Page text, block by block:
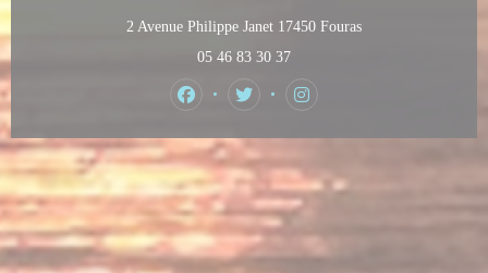
2 Avenue Philippe Janet 17450 Fouras((otevře se v novém
05 46 83 30 37
Facebook ((otevře se v novém okně))
Twitter ((otevře se v novém okně))
Instagram ((otevře se v